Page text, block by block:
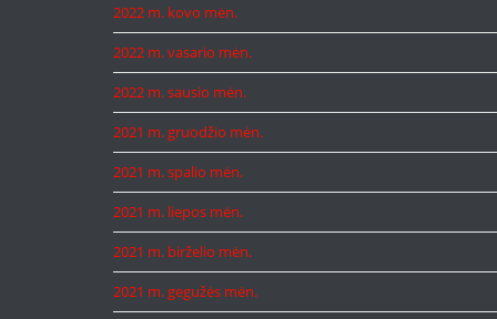
2022 m. kovo mėn.
2022 m. vasario mėn.
2022 m. sausio mėn.
2021 m. gruodžio mėn.
2021 m. spalio mėn.
2021 m. liepos mėn.
2021 m. birželio mėn.
2021 m. gegužės mėn.